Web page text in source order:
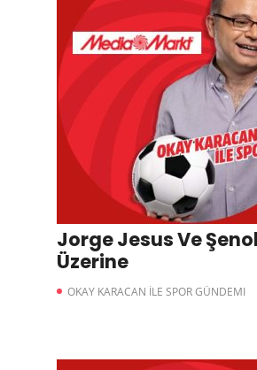
Jorge Jesus Ve
Üzerine
OKAY KARACAN İLE SPOR GÜNDEMI